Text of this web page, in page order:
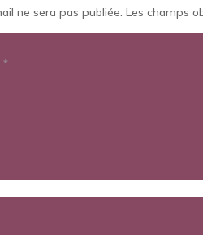
ne sera pas publiée. Les champs